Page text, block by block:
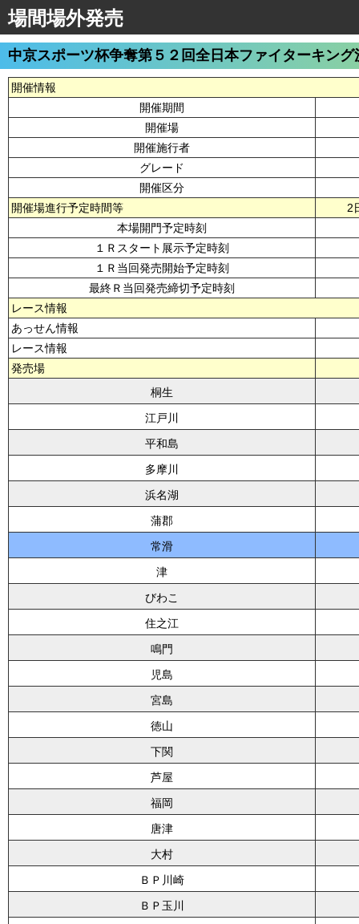
場間場外発売
中京スポーツ杯争奪第５２回全日本ファイターキング
開催情報
開催期間
開催場
開催施行者
グレード
開催区分
開催場進行予定時間等
2
本場開門予定時刻
１Ｒスタート展示予定時刻
１Ｒ当回発売開始予定時刻
最終Ｒ当回発売締切予定時刻
レース情報
あっせん情報
レース情報
発売場
桐生
江戸川
平和島
多摩川
浜名湖
蒲郡
常滑
津
びわこ
住之江
鳴門
児島
宮島
徳山
下関
芦屋
福岡
唐津
大村
ＢＰ川崎
ＢＰ玉川